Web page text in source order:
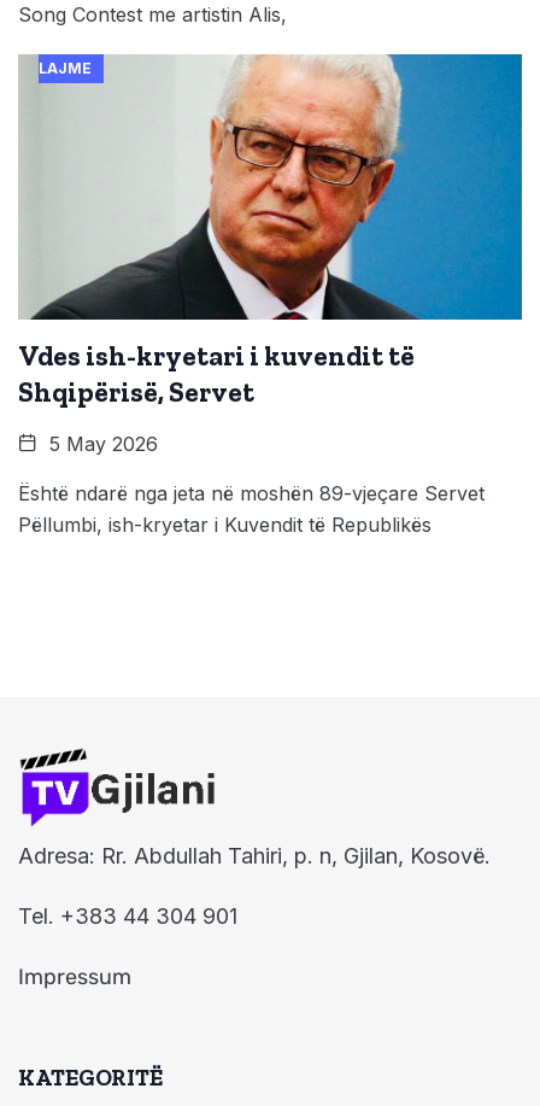
Song Contest me artistin Alis,
LAJME
Vdes ish-kryetari i kuvendit të
Shqipërisë, Servet
5 May 2026
Është ndarë nga jeta në moshën 89-vjeçare Servet
Pëllumbi, ish-kryetar i Kuvendit të Republikës
Adresa: Rr. Abdullah Tahiri, p. n, Gjilan, Kosovë.
Tel. +383 44 304 901
Impressum
KATEGORITË